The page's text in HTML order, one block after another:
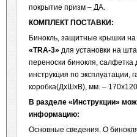
покрытие призм – ДА.
КОМПЛЕКТ ПОСТАВКИ:
Бинокль, защитные крышки на
«TRA-3» для установки на
переноски бинокля, салфетка
инструкция по эксплуатации,
коробка(ДхШхВ), мм. –
В разделе «Инструкции»
информацию:
Основные сведения. О